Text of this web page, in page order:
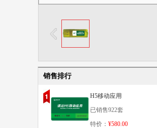
销售排行
H5移动应用
已销售922套
特价： ¥580.00